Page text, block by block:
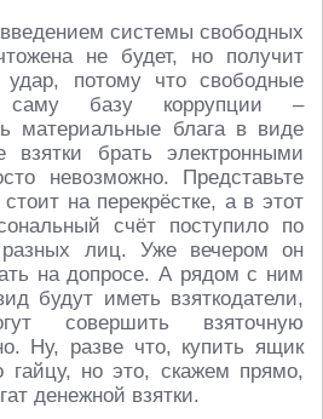
системы свободных
не будет, но получит
потому что свободные
саму базу коррупции –
материальные блага в виде
брать электронными
невозможно. Представьте
на перекрёстке, а в этот
счёт поступило по
разных лиц. Уже вечером он
на допросе. А рядом с ним
будут иметь взяткодатели,
совершить взяточную
Ну, разве что, купить ящик
гайцу, но это, скажем прямо,
денежной взятки.